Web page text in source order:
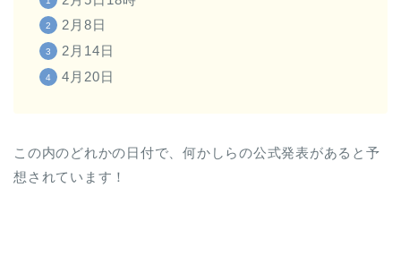
2月8日
2月14日
4月20日
この内のどれかの日付で、何かしらの公式発表があると予
想されています！